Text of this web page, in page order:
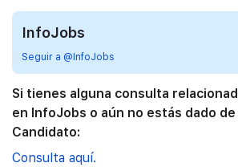
InfoJobs
Seguir a @InfoJobs
Si tienes alguna consulta
en InfoJobs o aún no estás dado
Candidato:
Consulta aquí.